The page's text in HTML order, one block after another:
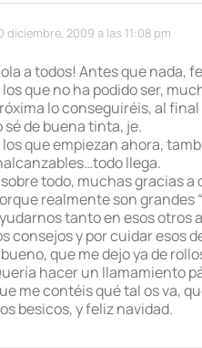
diciembre, 2009 a las 11:08 pm
a todos! Antes que nada,
los que no ha podido ser,
lo conseguiréis, al
sé de buena tinta, je.
los que empiezan ahora,
llega.
sobre todo, muchas gracias
realmente son grandes
tanto en esos otros
consejos y por cuidar esos
bueno, que me dejo ya de
hacer un llamamiento
me contéis qué tal os va,
besicos, y feliz navidad.